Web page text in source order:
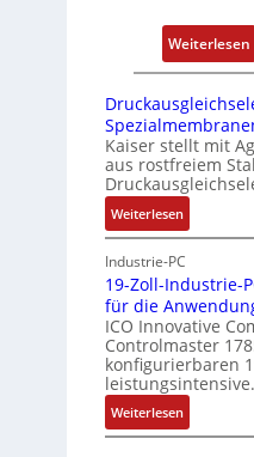
b
r
e
r
i
Weiterlesen:
l
i
r
t
Kaiser stellt mit
aus rostfreiem
Weiterlesen:
D
r
u
c
k
a
u
s
g
l
Industrie-PC
19-Zoll-Industrie-
für die
ICO Innovative
Controlmaster
konfigurierbaren
Weiterlesen:
1